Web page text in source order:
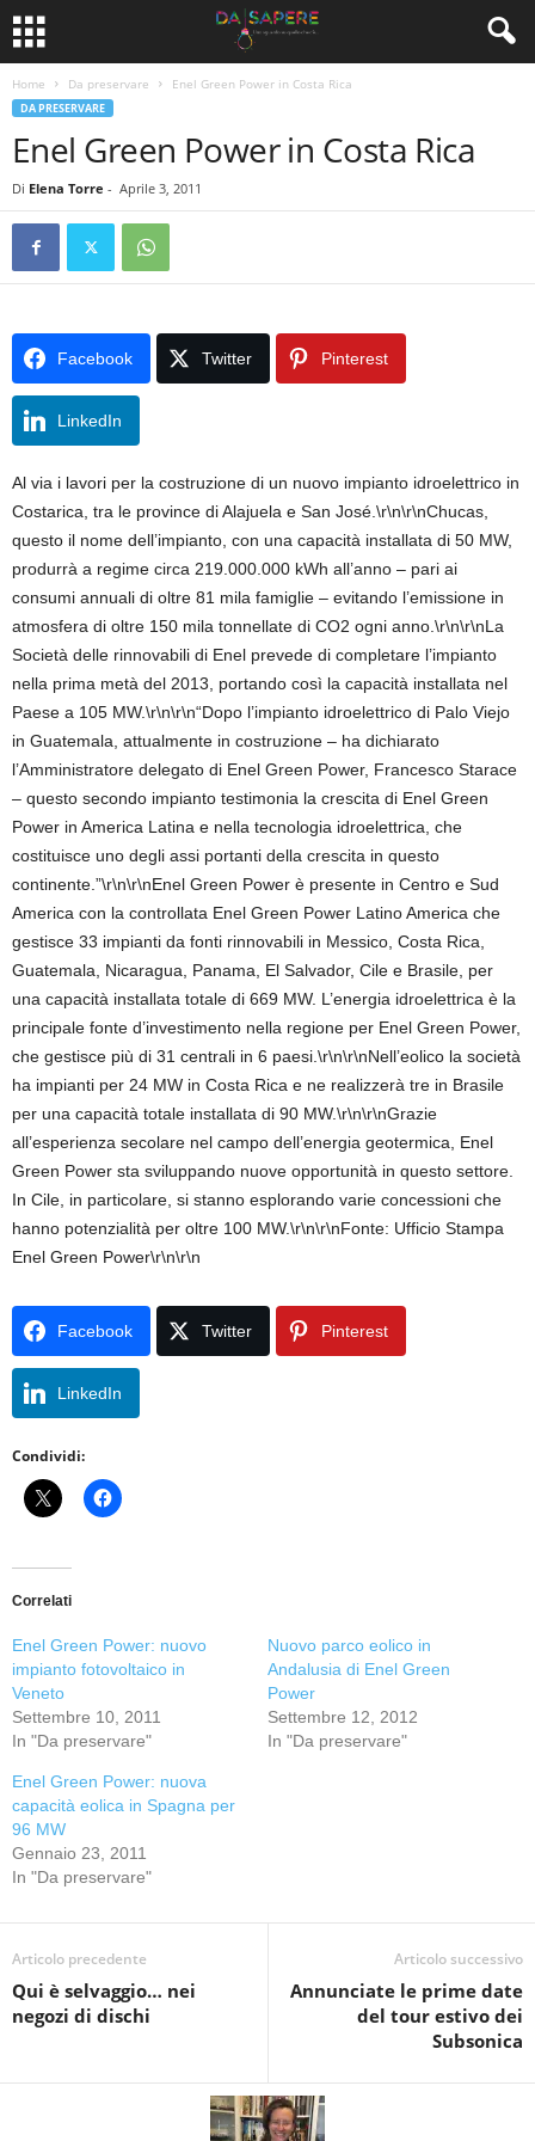
Home Da preservare Enel Green Power in Costa Rica
DA PRESERVARE
Enel Green Power in Costa Rica
Di Elena Torre - Aprile 3, 2011
Facebook Twitter Pinterest
LinkedIn
Al via i lavori per la costruzione di un nuovo impianto idroelettrico in
Costarica, tra le province di Alajuela e San José.\r\n\r\nChucas,
questo il nome dell’impianto, con una capacità installata di 50 MW,
produrrà a regime circa 219.000.000 kWh all’anno – pari ai
consumi annuali di oltre 81 mila famiglie – evitando l’emissione in
atmosfera di oltre 150 mila tonnellate di CO2 ogni anno.\r\n\r\nLa
Società delle rinnovabili di Enel prevede di completare l’impianto
nella prima metà del 2013, portando così la capacità installata nel
Paese a 105 MW.\r\n\r\n“Dopo l’impianto idroelettrico di Palo Viejo
in Guatemala, attualmente in costruzione – ha dichiarato
l’Amministratore delegato di Enel Green Power, Francesco Starace
– questo secondo impianto testimonia la crescita di Enel Green
Power in America Latina e nella tecnologia idroelettrica, che
costituisce uno degli assi portanti della crescita in questo
continente.”\r\n\r\nEnel Green Power è presente in Centro e Sud
America con la controllata Enel Green Power Latino America che
gestisce 33 impianti da fonti rinnovabili in Messico, Costa Rica,
Guatemala, Nicaragua, Panama, El Salvador, Cile e Brasile, per
una capacità installata totale di 669 MW. L’energia idroelettrica è la
principale fonte d’investimento nella regione per Enel Green Power,
che gestisce più di 31 centrali in 6 paesi.\r\n\r\nNell’eolico la società
ha impianti per 24 MW in Costa Rica e ne realizzerà tre in Brasile
per una capacità totale installata di 90 MW.\r\n\r\nGrazie
all’esperienza secolare nel campo dell’energia geotermica, Enel
Green Power sta sviluppando nuove opportunità in questo settore.
In Cile, in particolare, si stanno esplorando varie concessioni che
hanno potenzialità per oltre 100 MW.\r\n\r\nFonte: Ufficio Stampa
Enel Green Power\r\n\r\n
Facebook Twitter Pinterest
LinkedIn
Condividi:
Correlati
Enel Green Power: nuovo
impianto fotovoltaico in
Veneto
Settembre 10, 2011
In "Da preservare"
Nuovo parco eolico in
Andalusia di Enel Green
Power
Settembre 12, 2012
In "Da preservare"
Enel Green Power: nuova
capacità eolica in Spagna per
96 MW
Gennaio 23, 2011
In "Da preservare"
Articolo precedente
Qui è selvaggio… nei
negozi di dischi
Articolo successivo
Annunciate le prime date
del tour estivo dei
Subsonica